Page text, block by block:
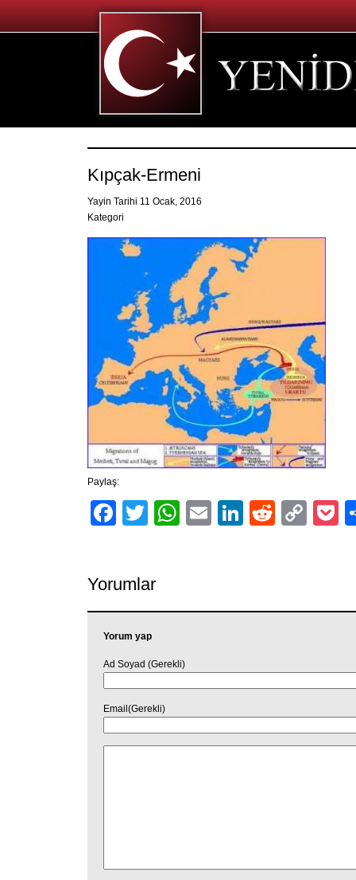
Kıpçak-Ermeni
Yayin Tarihi 11 Ocak, 2016
Kategori
Paylaş:
Facebook
TwitterWhatsApp
EmailLinkedIn
Reddit
Yorumlar
Yorum yap
Ad Soyad (Gerekli)
Email(Gerekli)